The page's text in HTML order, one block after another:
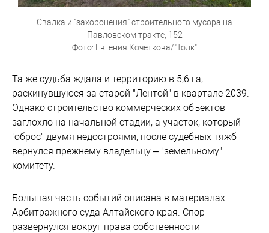
Свалка и "захоронения" строительного мусора на
Павловском тракте, 152
Фото: Евгения Кочеткова/"Толк"
Та же судьба ждала и территорию в 5,6 га,
раскинувшуюся за старой "Лентой" в квартале 2039.
Однако строительство коммерческих объектов
заглохло на начальной стадии, а участок, который
"оброс" двумя недостроями, после судебных тяжб
вернулся прежнему владельцу – "земельному"
комитету.
Большая часть событий описана в материалах
Арбитражного суда Алтайского края. Спор
развернулся вокруг права собственности